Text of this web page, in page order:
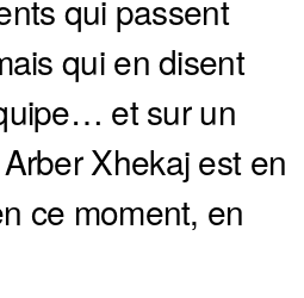
qui passent
qui en disent
et sur un
Xhekaj est en
ce moment, en